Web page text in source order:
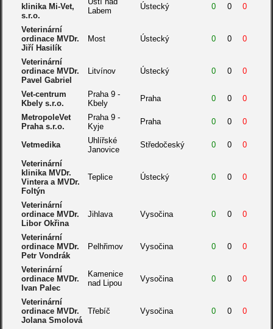
klinika Mi-Vet,
s.r.o.
Labem
Ústecký 0 0 0
Veterinární
ordinace MVDr.
Jiří Hasilík
Most Ústecký 0 0 0
Veterinární
ordinace MVDr.
Pavel Gabriel
Litvínov Ústecký 0 0 0
Vet-centrum
Kbely s.r.o.
Praha 9 -
Kbely
Praha 0 0 0
MetropoleVet
Praha s.r.o.
Praha 9 -
Kyje
Praha 0 0 0
Vetmedika
Uhlířské
Janovice
Středočeský 0 0 0
Veterinární
klinika MVDr.
Vintera a MVDr.
Foltýn
Teplice Ústecký 0 0 0
Veterinární
ordinace MVDr.
Libor Okřina
Jihlava Vysočina 0 0 0
Veterinární
ordinace MVDr.
Petr Vondrák
Pelhřimov Vysočina 0 0 0
Veterinární
ordinace MVDr.
Ivan Palec
Kamenice
nad Lipou
Vysočina 0 0 0
Veterinární
ordinace MVDr.
Jolana Smolová
Třebíč Vysočina 0 0 0